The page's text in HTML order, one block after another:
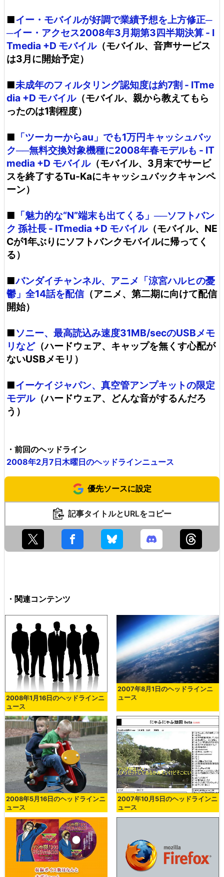
■イー・モバイルが好調で業績予想を上方修正─
─イー・アクセス2008年3月期第3四半期決算 - I
Tmedia +D モバイル（モバイル、音声サービス
は3月に開始予定）
■未成年のフィルタリング認知度は約7割 - ITme
dia +D モバイル（モバイル、親から教えてもら
ったのは1割程度）
■ 「ツーカーからau」でも1万円キャッシュバッ
ク──無料交換対象機種に2008年春モデルも - IT
media +D モバイル（モバイル、3月末でサービ
スを終了するTu-Kaにキャッシュバックキャンペ
ーン）
■ 「魅力的な“N”端末も出てくる」──ソフトバン
ク 孫社長 - ITmedia +D モバイル（モバイル、NE
Cが1年ぶりにソフトバンクモバイルに帰ってく
る）
■バンダイチャンネル、アニメ「涼宮ハルヒの憂
鬱」全14話を配信（アニメ、第二期に向けて配信
開始）
■ソニー、最高読込み速度31MB/secのUSBメモ
リなど（ハードウェア、キャップを無くす心配が
ないUSBメモリ）
■イーケイジャパン、真空管アンプキットの限定
モデル（ハードウェア、どんな音がするんだろ
う）
・前回のヘッドライン
2008年2月7日木曜日のヘッドラインニュース
優先ソースに設定
記事タイトルとURLをコピー
・関連コンテンツ
2008年1月16日のヘッドラインニ
ュース
2007年8月1日のヘッドラインニ
ュース
2008年5月16日のヘッドラインニ
ュース
2007年10月5日のヘッドラインニ
ュース